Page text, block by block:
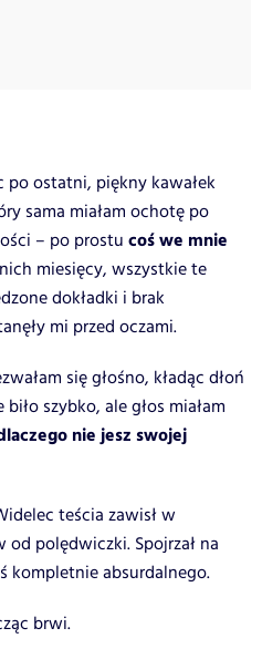
po ostatni, piękny kawałek
sama miałam ochotę po
– po prostu coś we mnie
miesięcy, wszystkie te
dokładki i brak
mi przed oczami.
się głośno, kładąc dłoń
szybko, ale głos miałam
nie jesz swojej
teścia zawisł w
polędwiczki. Spojrzał na
kompletnie absurdalnego.
brwi.